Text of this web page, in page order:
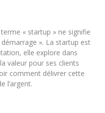
« startup » ne signifie
». La startup est
elle explore dans
valeur pour ses clients
comment délivrer cette
l’argent.